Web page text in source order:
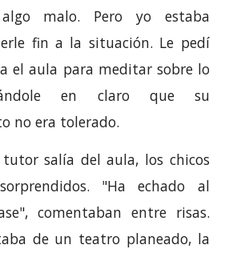
malo. Pero yo estaba
fin a la situación. Le pedí
el aula para meditar sobre lo
en claro que su
no era tolerado.
salía del aula, los chicos
"Ha echado al
comentaban entre risas.
de un teatro planeado, la